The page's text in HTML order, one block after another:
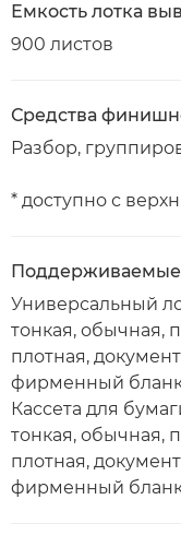
Емкость лотка
900 листов
Средства
Разбор,
* доступно с
Поддерживаемые
Универсальный
тонкая, обычная,
плотная,
фирменный
Кассета для
тонкая, обычная,
плотная,
фирменный